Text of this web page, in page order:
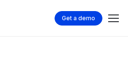
Get a demo